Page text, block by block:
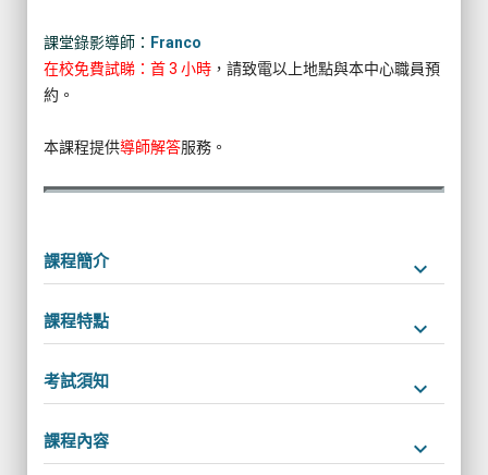
課堂錄影導師： Franco
在校免費試睇：首 3 小時 ，請致電以上地點與本中心職員預
約。
本課程提供導師解答服務。
課程簡介 keyboard_arrow_down
課程特點 keyboard_arrow_down
考試須知 keyboard_arrow_down
課程內容 keyboard_arrow_down